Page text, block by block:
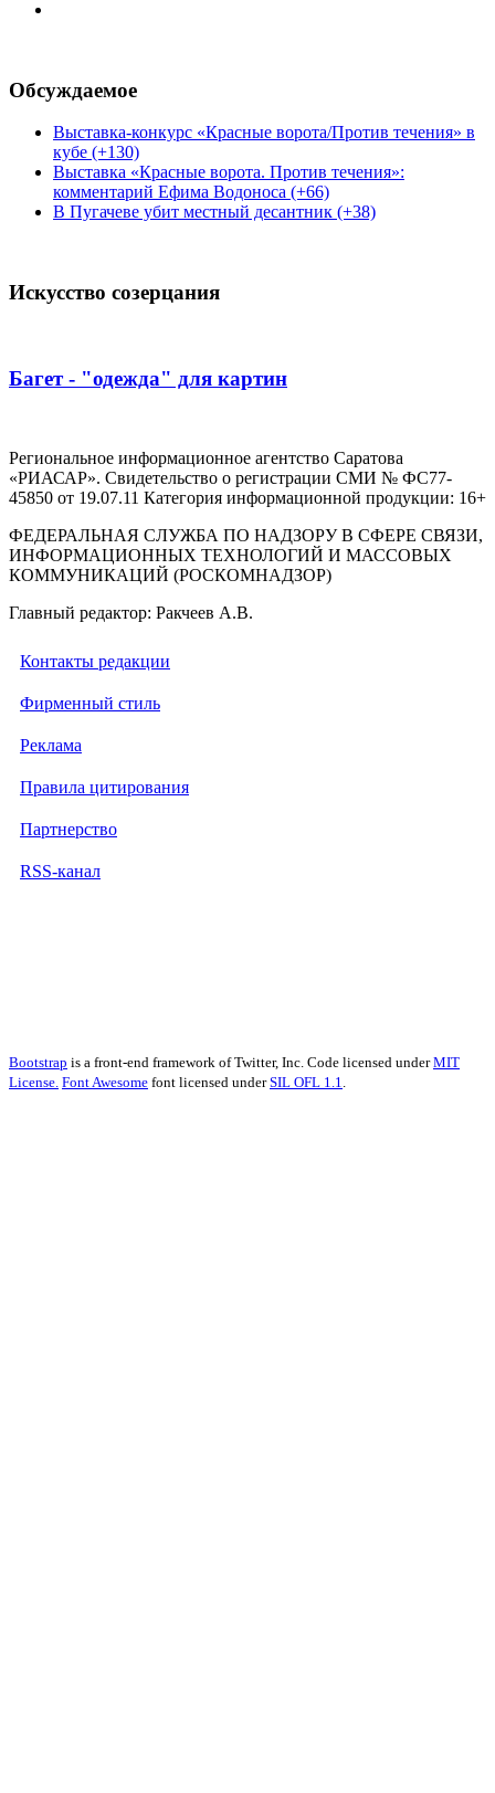
Обсуждаемое
Выставка-конкурс «Красные ворота/Против течения» в
кубе (+130)
Выставка «Красные ворота. Против течения»:
комментарий Ефима Водоноса (+66)
В Пугачеве убит местный десантник (+38)
Искусство созерцания
Багет - "одежда" для картин
Региональное информационное агентство Саратова
«РИАСАР». Свидетельство о регистрации СМИ № ФС77-
45850 от 19.07.11 Категория информационной продукции: 16+
ФЕДЕРАЛЬНАЯ СЛУЖБА ПО НАДЗОРУ В СФЕРЕ СВЯЗИ,
ИНФОРМАЦИОННЫХ ТЕХНОЛОГИЙ И МАССОВЫХ
КОММУНИКАЦИЙ (РОСКОМНАДЗОР)
Главный редактор: Ракчеев А.В.
Контакты редакции
Фирменный стиль
Реклама
Правила цитирования
Партнерство
RSS-канал
Bootstrap is a front-end framework of Twitter, Inc. Code licensed underMIT
License. Font Awesome font licensed underSIL OFL 1.1.